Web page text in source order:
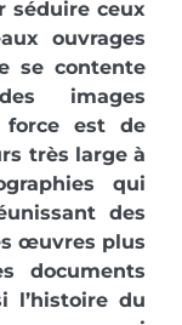
séduire ceux
ouvrages
se contente
images
force est de
très large à
qui
des
œuvres plus
documents
l’histoire du